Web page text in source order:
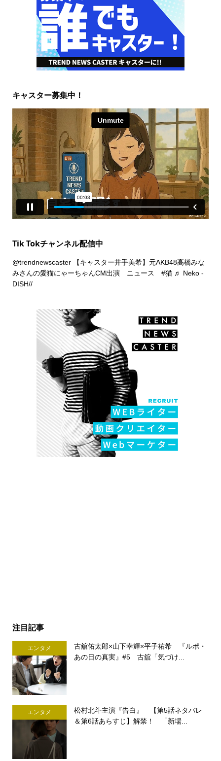
キャスター募集中！
Tik Tokチャンネル配信中
@trendnewscaster【キャスター井手美希】元AKB48高橋みな
みさんの愛猫にゃーちゃんCM出演 ニュース #猫 ♬ Neko -
DISH//
注目記事
エンタメ
古舘佑太郎×山下幸輝×平子祐希 『ルポ・
あの日の真実』#5 古舘「気づけ...
エンタメ
松村北斗主演『告白』 【第5話ネタバレ
＆第6話あらすじ】解禁！ 「新場...